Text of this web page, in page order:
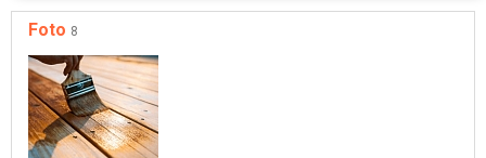
Foto 8